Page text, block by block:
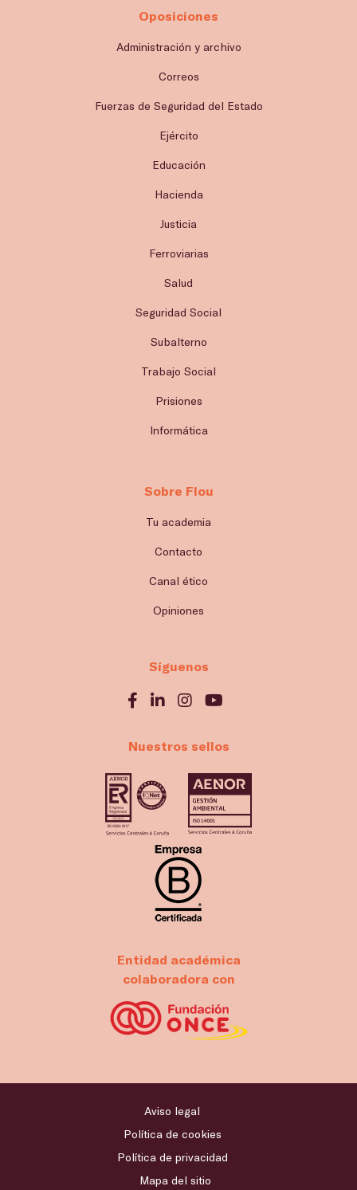
Oposiciones
Administración y archivo
Correos
Fuerzas de Seguridad del Estado
Ejército
Educación
Hacienda
Justicia
Ferroviarias
Salud
Seguridad Social
Subalterno
Trabajo Social
Prisiones
Informática
Sobre Flou
Tu academia
Contacto
Canal ético
Opiniones
Síguenos
Nuestros sellos
Entidad académica
colaboradora con
Aviso legal
Política de cookies
Política de privacidad
Mapa del sitio